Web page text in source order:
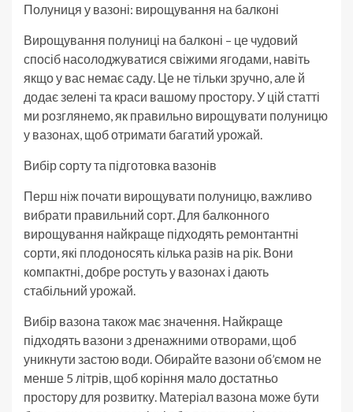
Полуниця у вазоні: вирощування на балконі
Вирощування полуниці на балконі – це чудовий
спосіб насолоджуватися свіжими ягодами, навіть
якщо у вас немає саду. Це не тільки зручно, але й
додає зелені та краси вашому простору. У цій статті
ми розглянемо, як правильно вирощувати полуницю
у вазонах, щоб отримати багатий урожай.
Вибір сорту та підготовка вазонів
Перш ніж почати вирощувати полуницю, важливо
вибрати правильний сорт. Для балконного
вирощування найкраще підходять ремонтантні
сорти, які плодоносять кілька разів на рік. Вони
компактні, добре ростуть у вазонах і дають
стабільний урожай.
Вибір вазона також має значення. Найкраще
підходять вазони з дренажними отворами, щоб
уникнути застою води. Обирайте вазони об’ємом не
менше 5 літрів, щоб коріння мало достатньо
простору для розвитку. Матеріал вазона може бути